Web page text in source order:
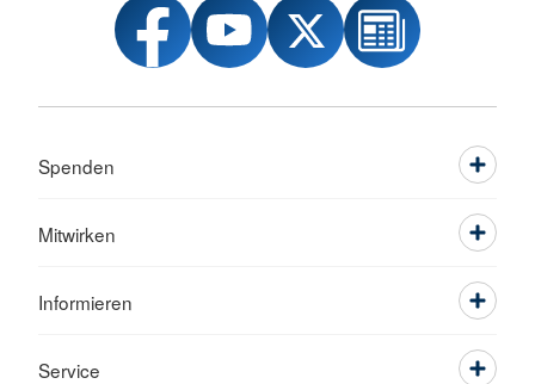
Spenden
Mitwirken
Informieren
Service